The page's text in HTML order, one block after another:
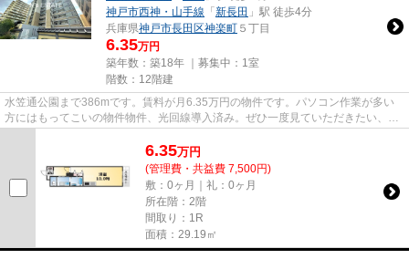
神戸市西神・山手線 「 新長田 」駅 徒歩4分
兵庫県神戸市長田区神楽町 ５丁目
6.35万円
築年数：築18年 ｜募集中： 1室
階数：12階建
水笠通公園まで386mです。賃料が月6.35万円の物件です。パソコン作業が多い
方にはもってこいの物件物件、光回線導入済み。ぜひ一度見ていただきたい、
6.35万円
(管理費・共益費 7,500円)
敷：0ヶ月｜礼：0ヶ月
所在階：2階
間取り：1R
面積：29.19㎡